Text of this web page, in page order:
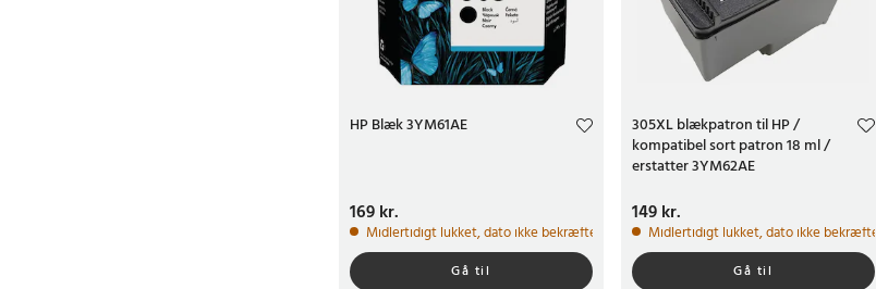
HP Blæk 3YM61AE
Pris:169 kr.
169 kr.
Midlertidigt lukket, dato ikke bekræftet
Gå til
305XL blækpatron til HP /
kompatibel sort patron 18 ml /
erstatter 3YM62AE
Pris:149 kr.
149 kr.
Midlertidigt lukket, dato ikke bekræftet
Gå til